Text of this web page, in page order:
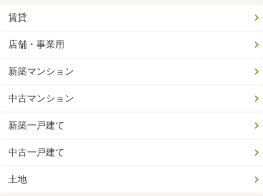
賃貸
店舗・事業用
新築マンション
中古マンション
新築一戸建て
中古一戸建て
土地